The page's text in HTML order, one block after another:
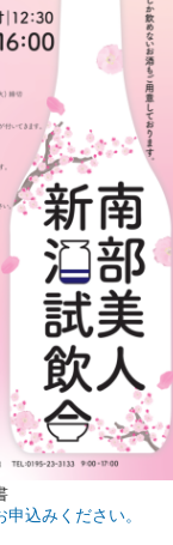
込みください。